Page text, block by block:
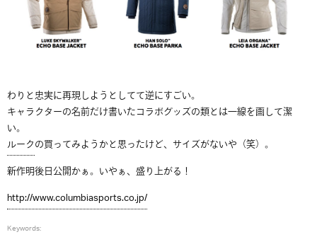
わりと忠実に再現しようとしてて逆にすごい。
キャラクターの名前だけ書いたコラボグッズの類とは一線を画して潔
い。
ルークの買ってみようかと思ったけど、サイズがないや（笑）。
新作明後日公開かぁ。いやぁ、盛り上がる！
http://www.columbiasports.co.jp/
Keywords: